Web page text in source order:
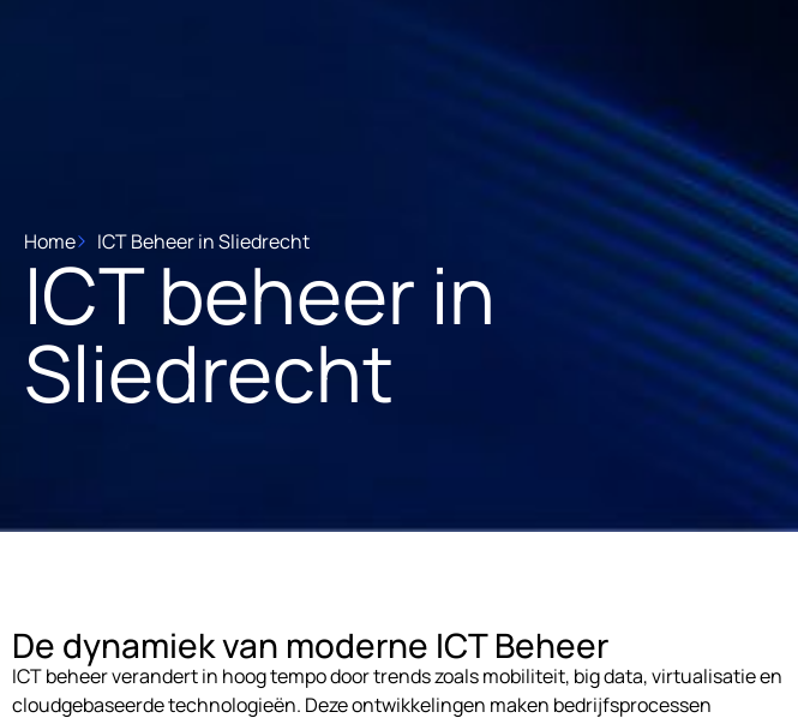
Home ICT Beheer in Sliedrecht
ICT beheer in
Sliedrecht
De dynamiek van moderne ICT Beheer
ICT beheer verandert in hoog tempo door trends zoals mobiliteit, big data, virtualisatie en
cloudgebaseerde technologieën. Deze ontwikkelingen maken bedrijfsprocessen